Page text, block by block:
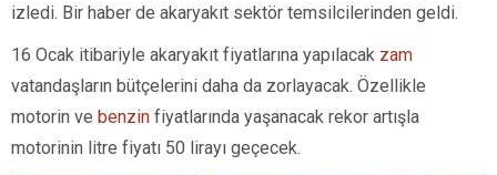
izledi. Bir haber de akaryakıt sektör temsilcilerinden geldi.
16 Ocak itibariyle akaryakıt fiyatlarına yapılacak zam
vatandaşların bütçelerini daha da zorlayacak. Özellikle
motorin ve benzin fiyatlarında yaşanacak rekor artışla
motorinin litre fiyatı 50 lirayı geçecek.